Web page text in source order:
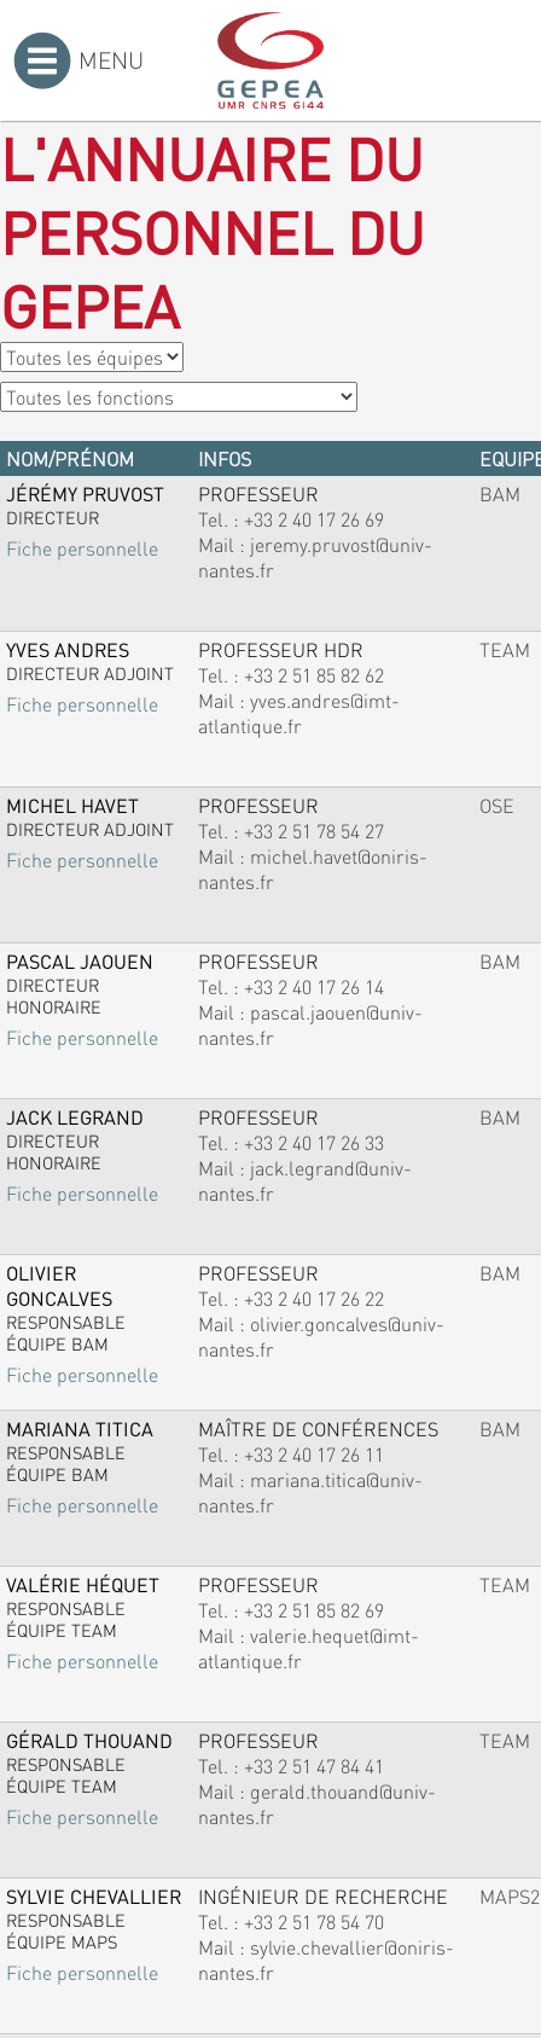
MENU
L'ANNUAIRE DU
PERSONNEL DU
GEPEA
NOM/PRÉNOM INFOS
JÉRÉMY PRUVOST
DIRECTEUR
Fiche personnelle
PROFESSEUR
Tel. : +33 2 40 17 26 69
Mail : jeremy.pruvost@univ-
nantes.fr
BAM
YVES ANDRES
DIRECTEUR ADJOINT
Fiche personnelle
PROFESSEUR HDR
Tel. : +33 2 51 85 82 62
Mail : yves.andres@imt-
atlantique.fr
TEAM
MICHEL HAVET
DIRECTEUR ADJOINT
Fiche personnelle
PROFESSEUR
Tel. : +33 2 51 78 54 27
Mail : michel.havet@oniris-
nantes.fr
OSE
PASCAL JAOUEN
DIRECTEUR
HONORAIRE
Fiche personnelle
PROFESSEUR
Tel. : +33 2 40 17 26 14
Mail : pascal.jaouen@univ-
nantes.fr
BAM
JACK LEGRAND
DIRECTEUR
HONORAIRE
Fiche personnelle
PROFESSEUR
Tel. : +33 2 40 17 26 33
Mail : jack.legrand@univ-
nantes.fr
BAM
OLIVIER
GONCALVES
RESPONSABLE
ÉQUIPE BAM
Fiche personnelle
PROFESSEUR
Tel. : +33 2 40 17 26 22
Mail : olivier.goncalves@univ-
nantes.fr
BAM
MARIANA TITICA
RESPONSABLE
ÉQUIPE BAM
Fiche personnelle
MAÎTRE DE CONFÉRENCES
Tel. : +33 2 40 17 26 11
Mail : mariana.titica@univ-
nantes.fr
BAM
VALÉRIE HÉQUET
RESPONSABLE
ÉQUIPE TEAM
Fiche personnelle
PROFESSEUR
Tel. : +33 2 51 85 82 69
Mail : valerie.hequet@imt-
atlantique.fr
TEAM
GÉRALD THOUAND
RESPONSABLE
ÉQUIPE TEAM
Fiche personnelle
PROFESSEUR
Tel. : +33 2 51 47 84 41
Mail : gerald.thouand@univ-
nantes.fr
TEAM
SYLVIE CHEVALLIER
RESPONSABLE
ÉQUIPE MAPS
Fiche personnelle
INGÉNIEUR DE RECHERCHE
Tel. : +33 2 51 78 54 70
Mail : sylvie.chevallier@oniris-
nantes.fr
MAPS2